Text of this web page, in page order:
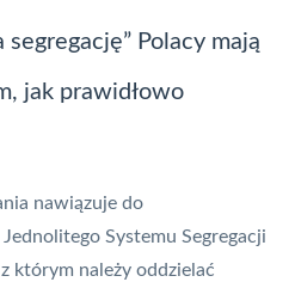
segregację” Polacy mają
jak prawidłowo
nawiązuje do
Systemu Segregacji
którym należy oddzielać